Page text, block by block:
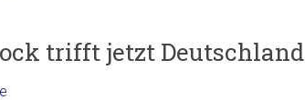
n
trifft jetzt Deutschland